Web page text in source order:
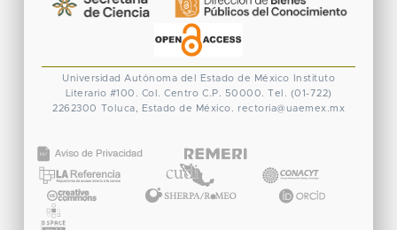
Universidad Autónoma del Estado de México
Instituto
Literario #100. Col. Centro C.P. 50000. Tel. (01-722)
2262300 Toluca, Estado de México. rectoria@uaemex.mx